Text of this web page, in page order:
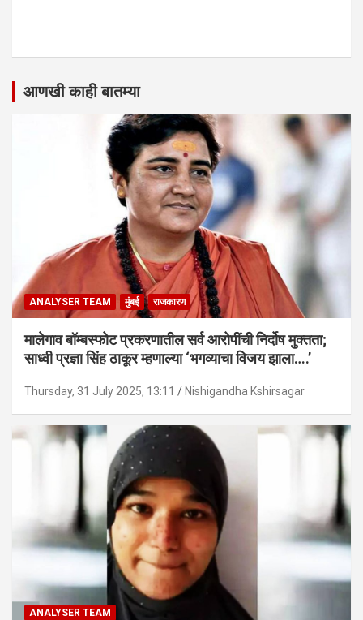
आणखी काही बातम्या
ANALYSER TEAM मुंबई राजकारण
मालेगाव बॉम्बस्फोट प्रकरणातील सर्व आरोपींची निर्दोष मुक्तता;
साध्वी प्रज्ञा सिंह ठाकूर म्हणाल्या ‘भगव्याचा विजय झाला….’
Thursday, 31 July 2025, 13:11 Nishigandha Kshirsagar
ANALYSER TEAM